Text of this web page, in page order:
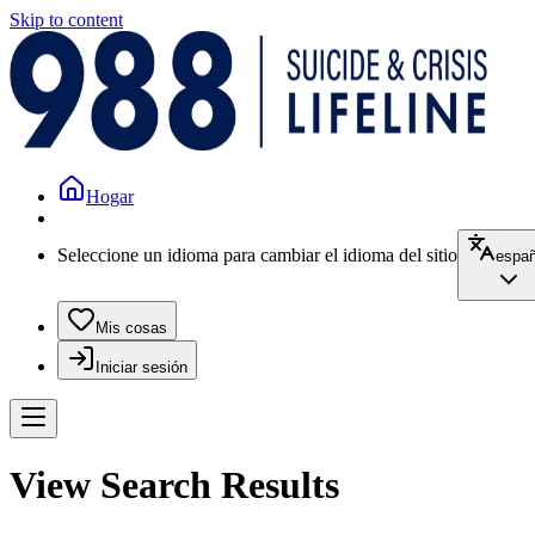
Skip to content
Hogar
Seleccione un idioma para cambiar el idioma del sitio
Mis cosas
Iniciar sesión
View Search Results